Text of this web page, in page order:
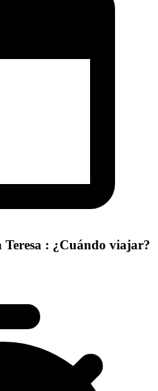
Teresa : ¿Cuándo viajar?